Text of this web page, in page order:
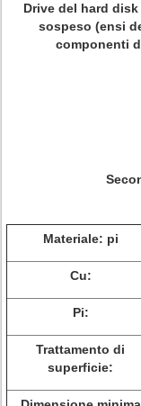
Drive del hard
sospeso (ensi
componenti
Materiale: pi
Cu:
Pi:
Trattamento di
superficie: